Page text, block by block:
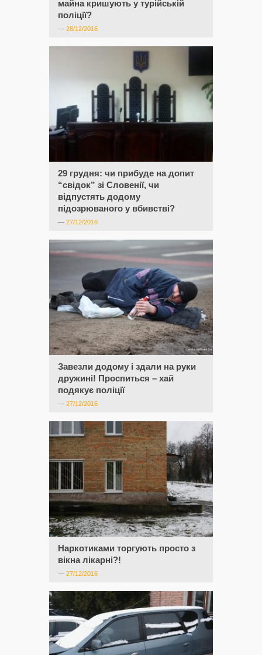
майна кришують у турійській
поліції?
— 28/12/2016
29 грудня: чи прибуде на допит
“свідок” зі Словенії, чи
відпустять додому
підозрюваного у вбивстві?
— 27/12/2016
Завезли додому і здали на руки
дружині! Проспиться – хай
подякує поліції
— 27/12/2016
Наркотиками торгують просто з
вікна лікарні?!
— 27/12/2016